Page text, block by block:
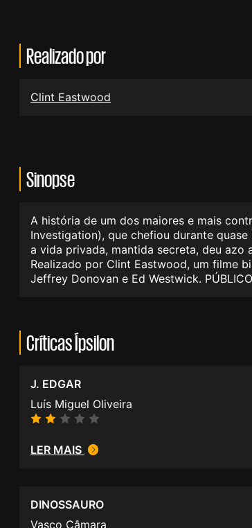
Realizado por
Clint Eastwood
Sinopse
A história de um dos maiores e mais
Investigation), que chefiou durante
a vida privada, mantida secreta, deu azo
Realizado por Clint Eastwood, um filme
Jeffrey Donovan e Ed Westwick. PÚBLICO
Críticas Ípsilon
J. EDGAR
Luís Miguel Oliveira
LER MAIS
DINOSSAURO
Vasco Câmara